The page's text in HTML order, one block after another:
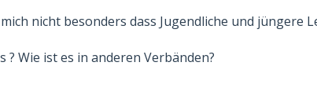
nicht besonders dass Jugendliche und jüngere
? Wie ist es in anderen Verbänden?